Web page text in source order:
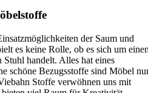
der Saum und
es keine Rolle, ob es sich um
Stuhl handelt. Alles hat eines
schöne Bezugsstoffe sind Möbel
Stoffe verwöhnen uns mit